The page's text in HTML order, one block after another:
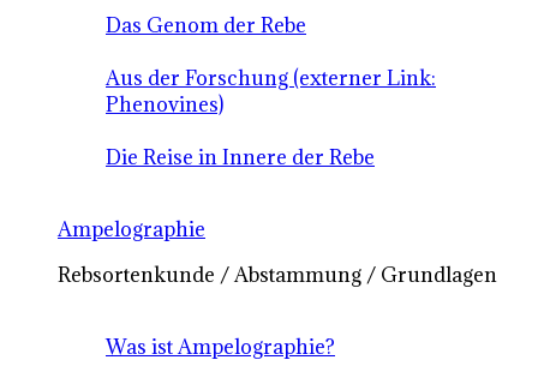
Das Genom der Rebe
Aus der Forschung (externer Link:
Phenovines)
Die Reise in Innere der Rebe
Ampelographie
Rebsortenkunde / Abstammung / Grundlagen
Was ist Ampelographie?